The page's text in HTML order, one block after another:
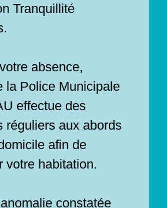
Tranquillité
absence,
la Police Municipale
effectue des
réguliers aux abords
afin de
votre habitation.
constatée